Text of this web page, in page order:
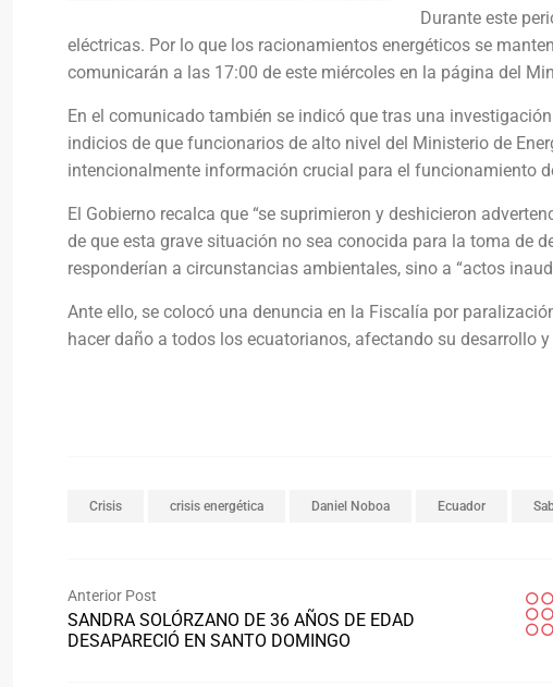
Durante este
eléctricas. Por lo que los racionamientos energéticos se
comunicarán a las 17:00 de este miércoles en la página del
En el comunicado también se indicó que tras una
indicios de que funcionarios de alto nivel del Ministerio de
intencionalmente información crucial para el funcionamiento
El Gobierno recalca que “se suprimieron y deshicieron
de que esta grave situación no sea conocida para la toma de
responderían a circunstancias ambientales, sino a “actos
Ante ello, se colocó una denuncia en la Fiscalía por
hacer daño a todos los ecuatorianos, afectando su desarrollo
Crisis crisis energética Daniel Noboa Ecuador
Anterior Post
SANDRA SOLÓRZANO DE 36 AÑOS DE EDAD
DESAPARECIÓ EN SANTO DOMINGO